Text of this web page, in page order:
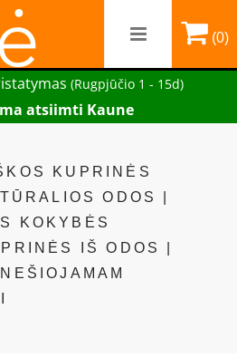
(0)
(Rugpjūčio 1 - 15d)
atsiimti Kaune
KUPRINĖS
ODOS |
KOKYBĖS
IŠ ODOS |